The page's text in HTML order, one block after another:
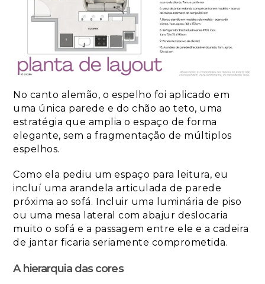
No canto alemão, o espelho foi aplicado em
uma única parede e do chão ao teto, uma
estratégia que amplia o espaço de forma
elegante, sem a fragmentação de múltiplos
espelhos.
Como ela pediu um espaço para leitura, eu
incluí uma arandela articulada de parede
próxima ao sofá. Incluir uma luminária de piso
ou uma mesa lateral com abajur deslocaria
muito o sofá e a passagem entre ele e a cadeira
de jantar ficaria seriamente comprometida.
A hierarquia das cores